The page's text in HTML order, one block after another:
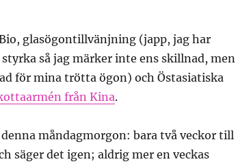
glasögontillvänjning (japp, jag har
så jag märker inte ens skillnad, men
för mina trötta ögon) och Östasiatiska
från Kina.
måndagmorgon: bara två veckor till
säger det igen; aldrig mer en veckas